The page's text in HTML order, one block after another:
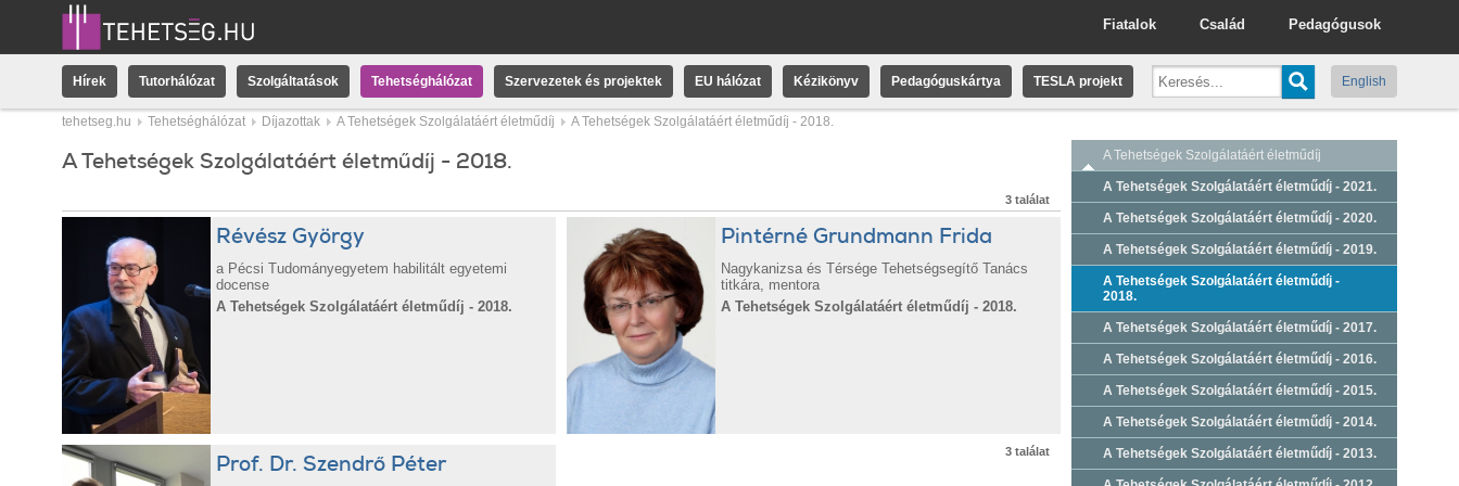
Pedagógusok
Család
Fiatalok
Hírek Tutorhálózat Szolgáltatások Tehetséghálózat Szervezetek és projektek EU hálózat Kézikönyv Pedagóguskártya TESLA projekt English
tehetseg.hu Tehetséghálózat Díjazottak A Tehetségek Szolgálatáért életműdíj A Tehetségek Szolgálatáért életműdíj - 2018.
A Tehetségek Szolgálatáért életműdíj - 2018.
3 találat
Révész György
a Pécsi Tudományegyetem habilitált egyetemi
docense
A Tehetségek Szolgálatáért életműdíj - 2018.
Pintérné Grundmann Frida
Nagykanizsa és Térsége Tehetségsegítő Tanács
titkára, mentora
A Tehetségek Szolgálatáért életműdíj - 2018.
Prof. Dr. Szendrő Péter 3 találat
A Tehetségek Szolgálatáért életműdíj
A Tehetségek Szolgálatáért életműdíj - 2021.
A Tehetségek Szolgálatáért életműdíj - 2020.
A Tehetségek Szolgálatáért életműdíj - 2019.
A Tehetségek Szolgálatáért életműdíj -
2018.
A Tehetségek Szolgálatáért életműdíj - 2017.
A Tehetségek Szolgálatáért életműdíj - 2016.
A Tehetségek Szolgálatáért életműdíj - 2015.
A Tehetségek Szolgálatáért életműdíj - 2014.
A Tehetségek Szolgálatáért életműdíj - 2013.